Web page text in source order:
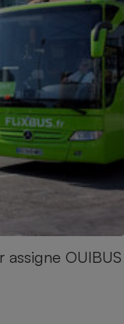
assigne OUIBUS